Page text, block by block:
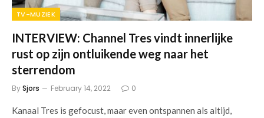
TV-MUZIEK
INTERVIEW: Channel Tres vindt innerlijke
rust op zijn ontluikende weg naar het
sterrendom
BySjors February 14, 2022 0
Kanaal Tres is gefocust, maar even ontspannen als altijd,